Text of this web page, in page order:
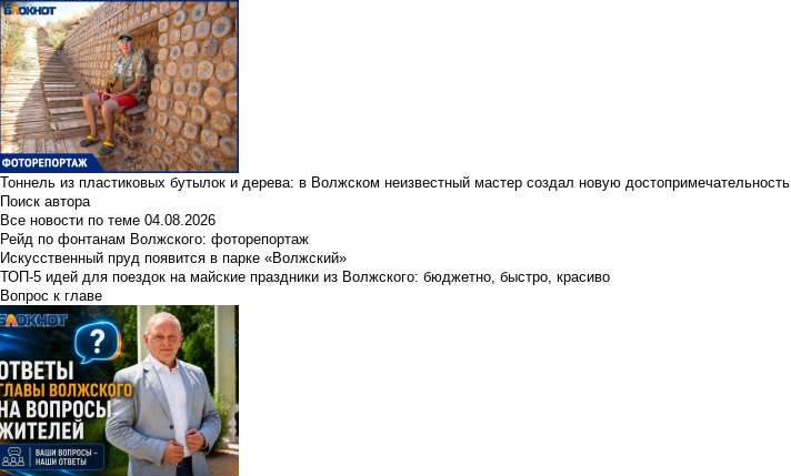
Тоннель из пластиковых бутылок и дерева: в Волжском неизвестный мастер создал новую достопримечательность
Поиск автора
Все новости по теме 04.08.2026
Рейд по фонтанам Волжского: фоторепортаж
Искусственный пруд появится в парке «Волжский»
ТОП-5 идей для поездок на майские праздники из Волжского: бюджетно, быстро, красиво
Вопрос к главе